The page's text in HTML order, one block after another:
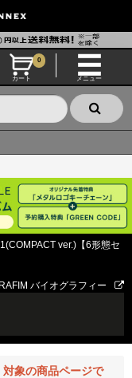
カート
0
メニュー
ver.)【6形態セ
バイオグラフィー
象の商品ページで